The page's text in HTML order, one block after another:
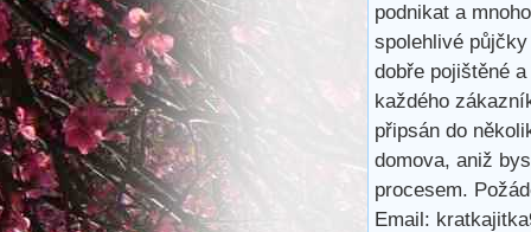
podnikat a
spolehlivé
dobře pojištěné
každého
připsán do
domova, aniž
procesem.
Email: